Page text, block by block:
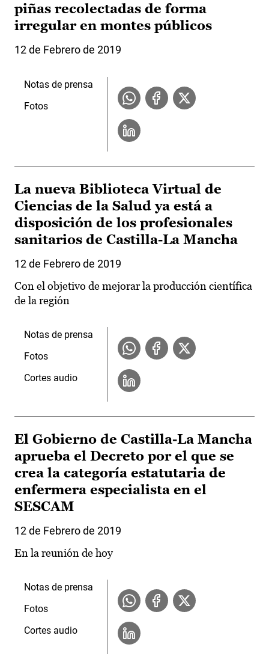
piñas recolectadas de forma
irregular en montes públicos
12 de Febrero de 2019
Notas de prensa
Fotos
La nueva Biblioteca Virtual de
Ciencias de la Salud ya está a
disposición de los profesionales
sanitarios de Castilla-La Mancha
12 de Febrero de 2019
Con el objetivo de mejorar la producción científica
de la región
Notas de prensa
Fotos
Cortes audio
El Gobierno de Castilla-La Mancha
aprueba el Decreto por el que se
crea la categoría estatutaria de
enfermera especialista en el
SESCAM
12 de Febrero de 2019
En la reunión de hoy
Notas de prensa
Fotos
Cortes audio